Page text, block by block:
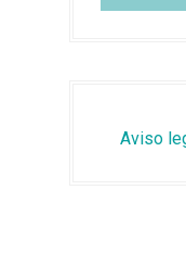
Aviso